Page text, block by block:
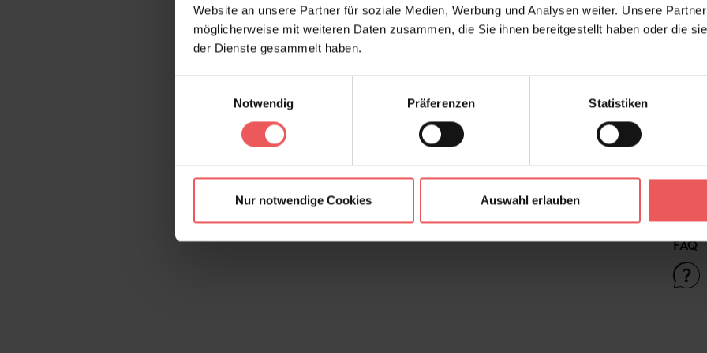
Website an unsere Partner für soziale Medien, Werbung und Analysen weiter. Unsere
möglicherweise mit weiteren Daten zusammen, die Sie ihnen bereitgestellt haben oder die
der Dienste gesammelt haben.
Notwendig
Präferenzen Statistiken
Nur notwendige Cookies Auswahl erlauben
Farbton:
Kollektion:
Konfektionierung:
Wohnwelten:
aktuelle
TapetenTrends:
FAQ